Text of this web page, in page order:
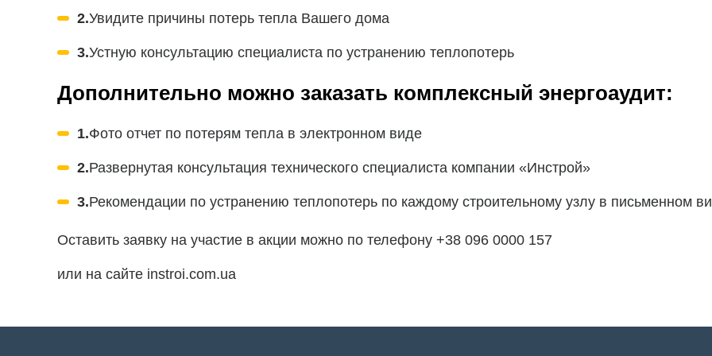
2.Увидите причины потерь тепла Вашего дома
3.Устную консультацию специалиста по устранению теплопотерь
Дополнительно можно заказать комплексный энергоаудит:
1.Фото отчет по потерям тепла в электронном виде
2.Развернутая консультация технического специалиста компании «Инстрой»
3.Рекомендации по устранению теплопотерь по каждому строительному узлу в письменном
Оставить заявку на участие в акции можно по телефону +38 096 0000 157
или на сайте instroi.com.ua